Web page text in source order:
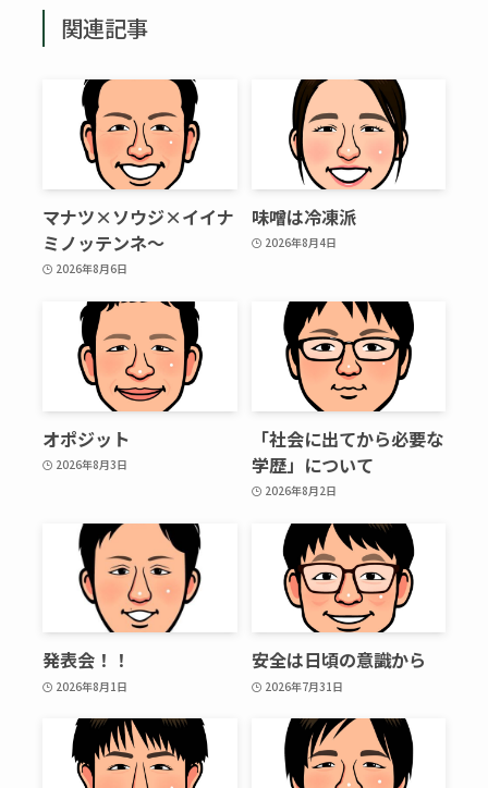
関連記事
マナツ×ソウジ×イイナ
ミノッテンネ～
2026年8月6日
味噌は冷凍派
2026年8月4日
オポジット
2026年8月3日
「社会に出てから必要な
学歴」について
2026年8月2日
発表会！！
2026年8月1日
安全は日頃の意識から
2026年7月31日